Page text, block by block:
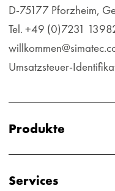
D-75177 Pforzheim,
Tel. +49 (0)7231
Umsatzsteuer-
Produkte
Services